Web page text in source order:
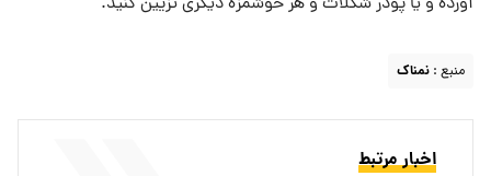
منبع : نمناک
اخبار مرتبط